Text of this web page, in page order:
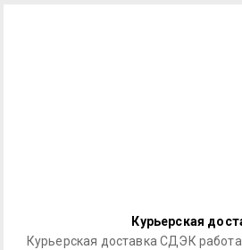
Курьерская
Курьерская доставка СДЭК